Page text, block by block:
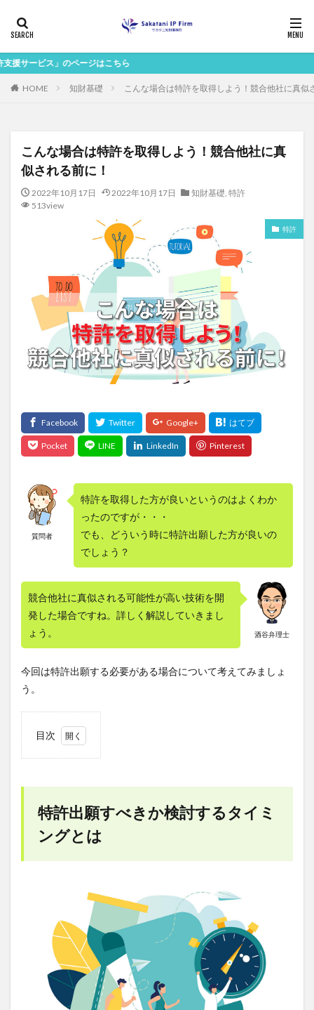
ページはこちら
HOME 知財基礎 こんな場合は特許を取得しよう！競合他社に真似
こんな場合は特許を取得しよう！競合他社に真
似される前に！
2022年10月17日 2022年10月17日 知財基礎, 特許
513view
特許
質問者
特許を取得した方が良いというのはよくわか
ったのですが・・・
でも、どういう時に特許出願した方が良いの
でしょう？
酒谷弁理士
競合他社に真似される可能性が高い技術を開
発した場合ですね。詳しく解説していきまし
ょう。
今回は特許出願する必要がある場合について考えてみましょ
う。
目次
きか
検討
する
タイ
及び
特許出願すべきか検討するタイミ
ングとは